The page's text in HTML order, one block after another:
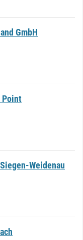
GmbH
Point
Weidenau